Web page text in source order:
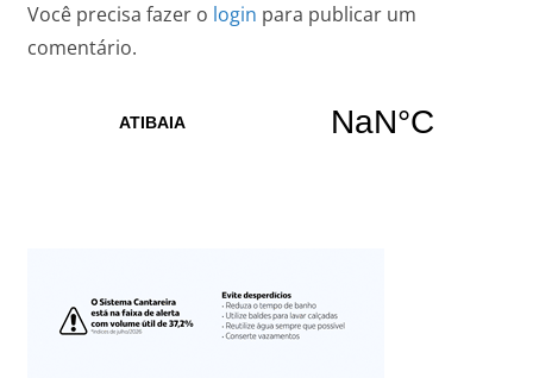
Você precisa fazer o login para publicar um
comentário.